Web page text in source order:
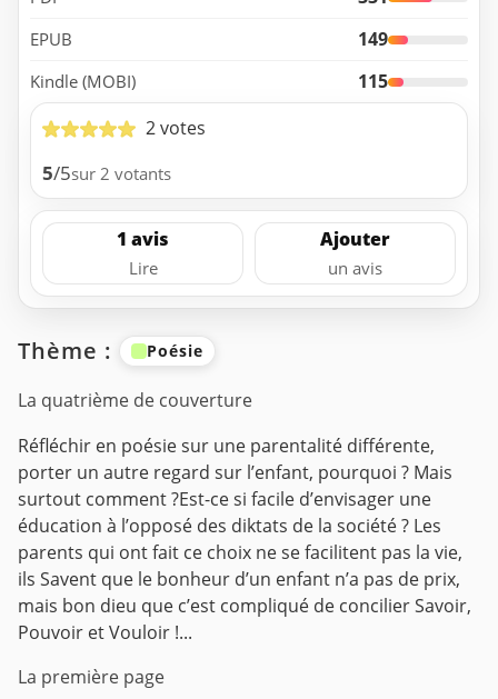
EPUB 149
Kindle (MOBI)
115
2 votes
5/5sur 2 votants
1 avis
Lire
Ajouter
un avis
Thème : Poésie
La quatrième de couverture
Réfléchir en poésie sur une parentalité différente,
porter un autre regard sur l’enfant, pourquoi ? Mais
surtout comment ?Est-ce si facile d’envisager une
éducation à l’opposé des diktats de la société ? Les
parents qui ont fait ce choix ne se facilitent pas la vie,
ils Savent que le bonheur d’un enfant n’a pas de prix,
mais bon dieu que c’est compliqué de concilier Savoir,
Pouvoir et Vouloir !...
La première page